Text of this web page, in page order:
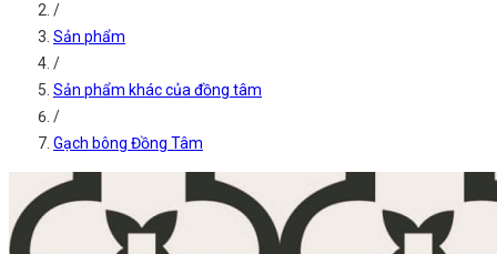
/
Sản phẩm
/
Sản phẩm khác của đồng tâm
/
Gạch bông Đồng Tâm